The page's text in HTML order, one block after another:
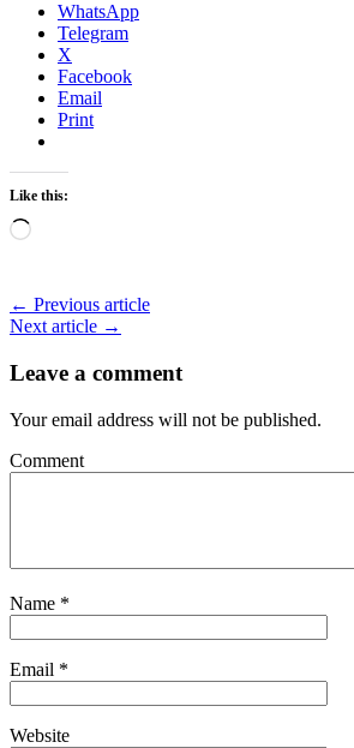
WhatsApp
Telegram
X
Facebook
Email
Print
Like this:
Loading…
← Previous article
Next article →
Leave a comment
Your email address will not be published.
Comment
Name *
Email *
Website